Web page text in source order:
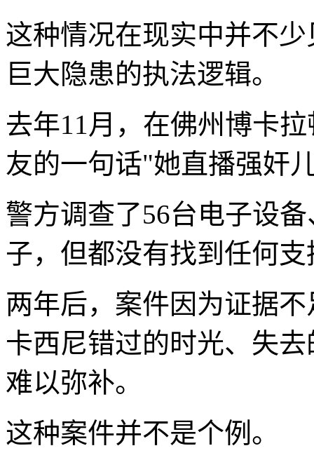
这种情况在现实中并不
巨大隐患的执法逻辑。
去年11月，在佛州博卡
友的一句话"她直播强奸
警方调查了56台电子设
子，但都没有找到任何
两年后，案件因为证据
卡西尼错过的时光、失
难以弥补。
这种案件并不是个例。